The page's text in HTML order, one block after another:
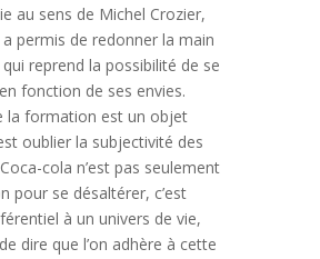
au sens de Michel Crozier,
a permis de redonner la main
qui reprend la possibilité de se
fonction de ses envies.
la formation est un objet
oublier la subjectivité des
cola n’est pas seulement
pour se désaltérer, c’est
à un univers de vie,
dire que l’on adhère à cette